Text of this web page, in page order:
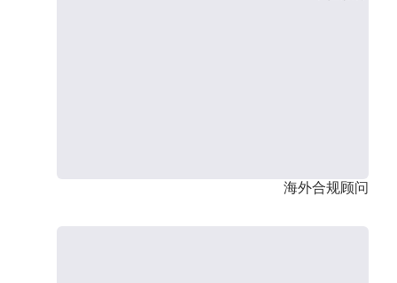
海外合规顾问